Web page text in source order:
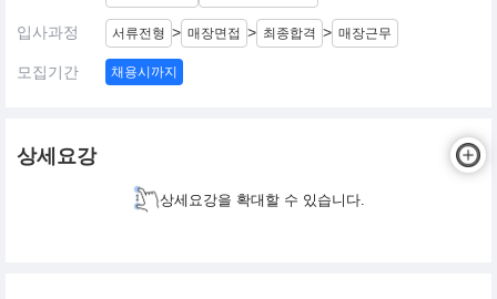
입사과정 서류전형 > 매장면접 > 최종합격 > 매장근무
모집기간 채용시까지
상세요강
상세요강을 확대할 수 있습니다.